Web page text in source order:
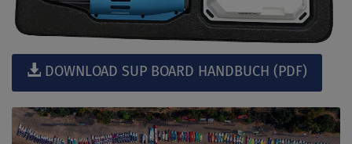
DOWNLOAD SUP BOARD HANDBUCH (PDF)